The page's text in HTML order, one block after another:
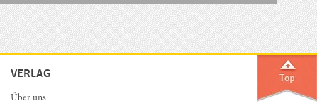
VERLAG
Über uns